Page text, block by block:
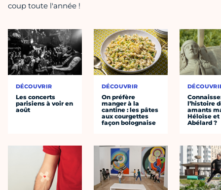
coup toute l'année !
DÉCOUVRIR
Les concerts
parisiens à voir en
août
DÉCOUVRIR
On préfère
manger à la
cantine : les pâtes
aux courgettes
façon bolognaise
l’histoire
amants
Héloïse et
Abélard ?